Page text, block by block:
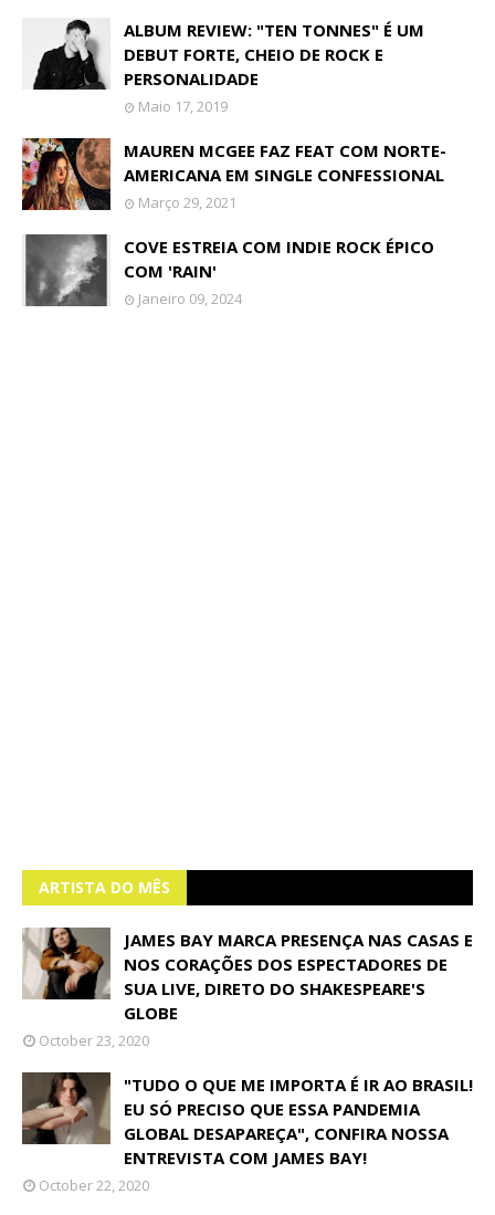
ALBUM REVIEW: "TEN TONNES" É UM
DEBUT FORTE, CHEIO DE ROCK E
PERSONALIDADE
Maio 17, 2019
MAUREN MCGEE FAZ FEAT COM NORTE-
AMERICANA EM SINGLE CONFESSIONAL
Março 29, 2021
COVE ESTREIA COM INDIE ROCK ÉPICO
COM 'RAIN'
Janeiro 09, 2024
ARTISTA DO MÊS
JAMES BAY MARCA PRESENÇA NAS CASAS E
NOS CORAÇÕES DOS ESPECTADORES DE
SUA LIVE, DIRETO DO SHAKESPEARE'S
GLOBE
October 23, 2020
"TUDO O QUE ME IMPORTA É IR AO BRASIL!
EU SÓ PRECISO QUE ESSA PANDEMIA
GLOBAL DESAPAREÇA", CONFIRA NOSSA
ENTREVISTA COM JAMES BAY!
October 22, 2020